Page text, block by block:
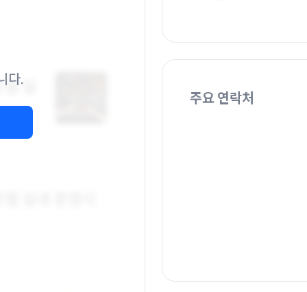
다.
주요 연락처